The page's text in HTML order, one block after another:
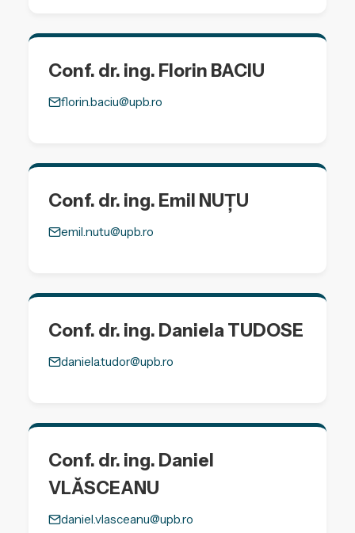
Conf. dr. ing. Florin BACIU
florin.baciu@upb.ro
Conf. dr. ing. Emil NUȚU
emil.nutu@upb.ro
Conf. dr. ing. Daniela TUDOSE
daniela.tudor@upb.ro
Conf. dr. ing. Daniel
VLĂSCEANU
daniel.vlasceanu@upb.ro